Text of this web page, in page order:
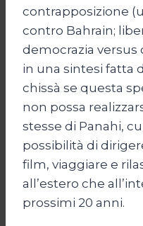
contrapposizione
contro Bahrain;
democrazia versus
in una sintesi fatta
chissà se questa
non possa
stesse di Panahi,
possibilità di
film, viaggiare e
all’estero che
prossimi 20 anni.